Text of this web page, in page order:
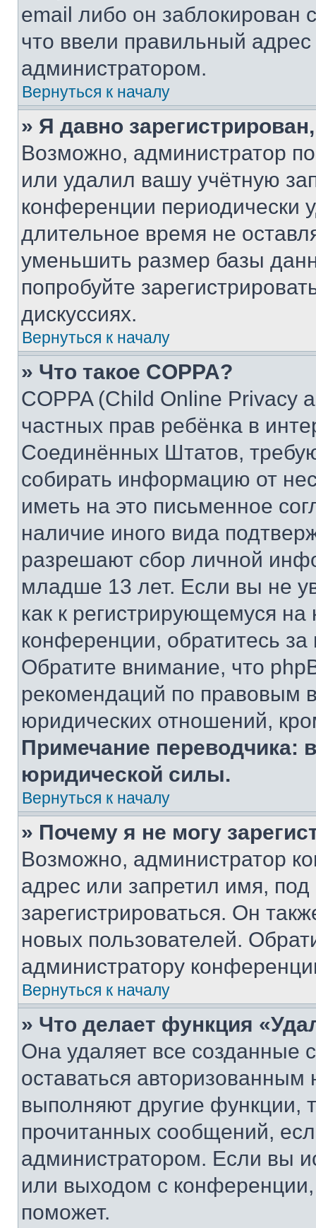
email либо он
что ввели правильный адрес
администратором.
Вернуться к началу
» Я давно
Возможно, администратор
или удалил вашу учётную
конференции периодически
длительное время не
уменьшить размер базы
попробуйте
дискуссиях.
Вернуться к началу
» Что такое COPPA?
COPPA (Child Online Privacy
частных прав ребёнка в
Соединённых Штатов,
собирать информацию от
иметь на это письменное
наличие иного вида
разрешают сбор личной
младше 13 лет. Если вы не
как к регистрирующемуся
конференции, обратитесь
Обратите внимание, что
рекомендаций по правовым
юридических отношений,
Примечание переводчика:
юридической силы.
Вернуться к началу
» Почему я не могу
Возможно, администратор
адрес или запретил имя,
зарегистрироваться. Он
новых пользователей.
администратору
Вернуться к началу
» Что делает функция
Она удаляет все созданные
оставаться
выполняют другие функции,
прочитанных сообщений,
администратором. Если вы
или выходом с
поможет.